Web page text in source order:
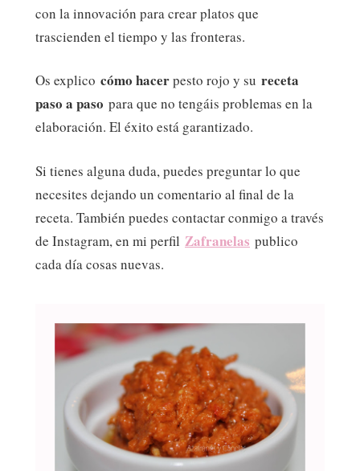
con la innovación para crear platos que
trascienden el tiempo y las fronteras.
Os explico cómo hacerpesto rojo y su receta
paso a paso para que no tengáis problemas en la
elaboración. El éxito está garantizado.
Si tienes alguna duda, puedes preguntar lo que
necesites dejando un comentario al final de la
receta. También puedes contactar conmigo a través
de Instagram, en mi perfil Zafranelas publico
cada día cosas nuevas.